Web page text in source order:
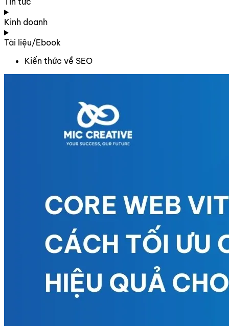
Kinh doanh
Tài liệu/Ebook
Kiến thức về SEO